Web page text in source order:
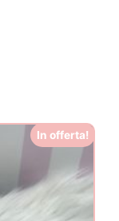
In offerta!